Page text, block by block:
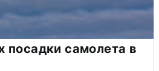
посадки самолета в